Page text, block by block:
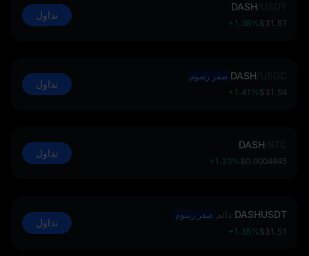
DASH
$31.51
+1.38%
تداول
DASH صفر رسوم
$31.54
+1.41%
تداول
DASH
$0.0004845
+1.23%
تداول
DASHUSDT دائم صفر رسوم
$31.51
+1.35%
تداول